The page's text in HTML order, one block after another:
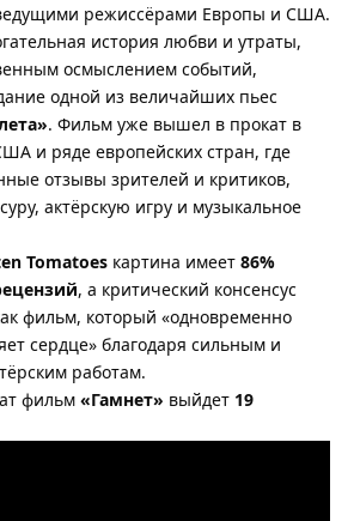
режиссёрами Европы и США.
история любви и утраты,
осмыслением событий,
одной из величайших пьес
. Фильм уже вышел в прокат в
и ряде европейских стран, где
отзывы зрителей и критиков,
актёрскую игру и музыкальное
Tomatoes картина имеет 86%
, а критический консенсус
фильм, который «одновременно
сердце» благодаря сильным и
работам.
фильм «Гамнет» выйдет 19